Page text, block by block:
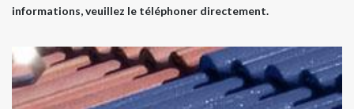
informations, veuillez le téléphoner directement.